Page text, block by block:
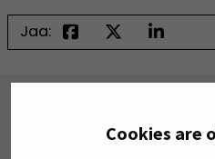
Cookies are
Jaa:
SEAMK tuottaa